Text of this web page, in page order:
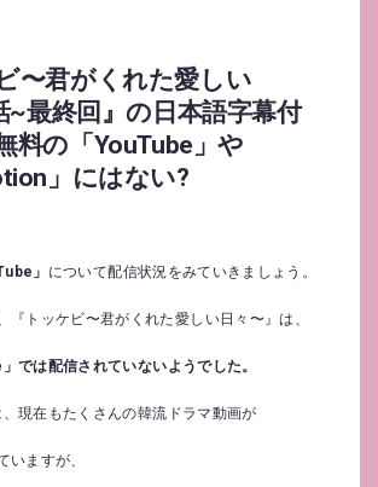
〜君がくれた愛しい
~最終回』の日本語字幕付
料の「YouTube」や
」にはない?
」 について配信状況をみていきましょう。
『トッケビ〜君がくれた愛しい日々〜』は、
では配信されていないようでした。
、現在もたくさんの韓流ドラマ動画が
いますが、